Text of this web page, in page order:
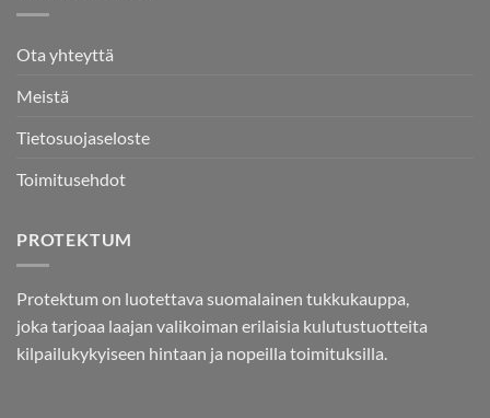
Ota yhteyttä
Meistä
Tietosuojaseloste
Toimitusehdot
PROTEKTUM
Protektum on luotettava suomalainen tukkukauppa,
joka tarjoaa laajan valikoiman erilaisia kulutustuotteita
kilpailukykyiseen hintaan ja nopeilla toimituksilla.